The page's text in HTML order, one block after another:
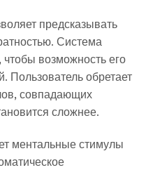
предсказывать
Система
возможность его
Пользователь обретает
совпадающих
сложнее.
ментальные стимулы